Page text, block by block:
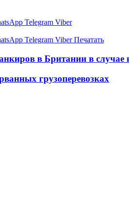
Telegram Viber
Telegram Viber Печатать
в Британии в
грузоперевозках